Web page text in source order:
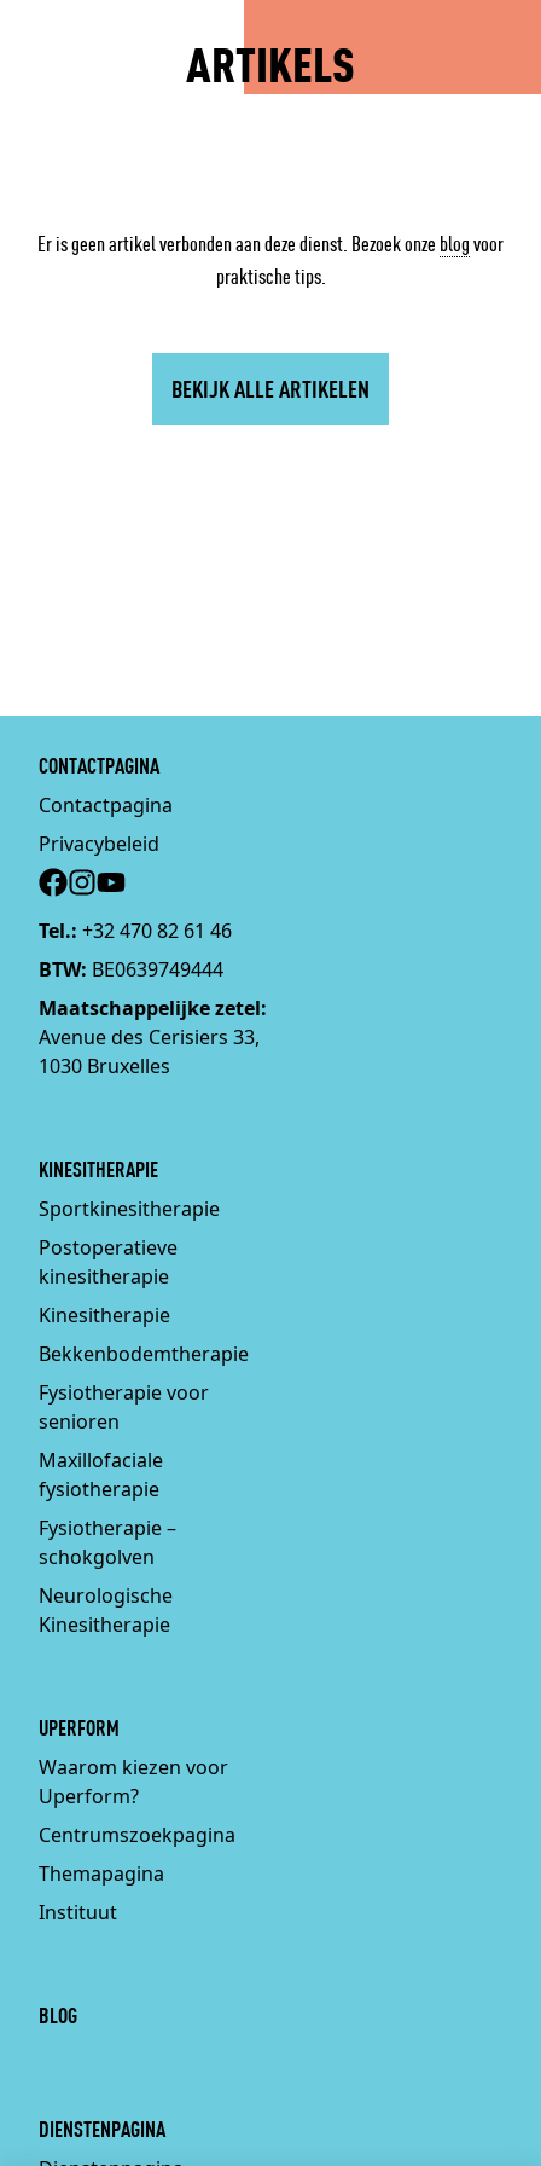
ARTIKELS
Er is geen artikel verbonden aan deze dienst. Bezoek onze blog voor
praktische tips.
BEKIJK ALLE ARTIKELEN
CONTACTPAGINA
Contactpagina
Privacybeleid
Social
Tel.: +32 470 82 61 46
BTW: BE0639749444
Maatschappelijke zetel:
Avenue des Cerisiers 33,
1030 Bruxelles
KINESITHERAPIE
Sportkinesitherapie
Postoperatieve
kinesitherapie
Kinesitherapie
Bekkenbodemtherapie
Fysiotherapie voor
senioren
Maxillofaciale
fysiotherapie
Fysiotherapie –
schokgolven
Neurologische
Kinesitherapie
UPERFORM
Waarom kiezen voor
Uperform?
Centrumszoekpagina
Themapagina
Instituut
BLOG
DIENSTENPAGINA